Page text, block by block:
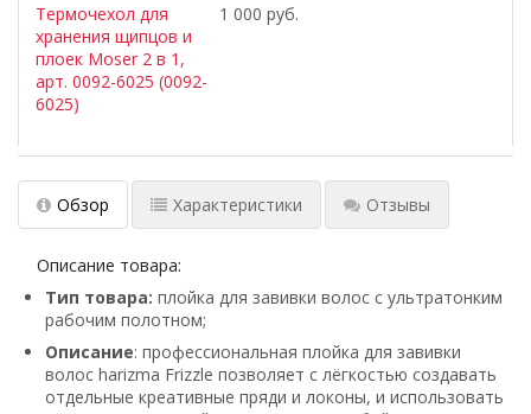
Термочехол для
хранения щипцов и
плоек Moser 2 в 1,
арт. 0092-6025 (0092-
6025)
1 000 руб.
Обзор Характеристики Отзывы
Описание товара:
Тип товара: плойка для завивки волос с ультратонким
рабочим полотном;
Описание: профессиональная плойка для завивки
волос harizma Frizzle позволяет с лёгкостью создавать
отдельные креативные пряди и локоны, и использовать